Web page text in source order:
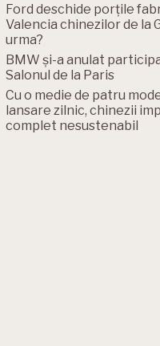
Ford deschide porțile
Valencia chinezilor de la
urma?
BMW și-a anulat
Salonul de la Paris
Cu o medie de patru
lansare zilnic, chinezii
complet nesustenabil